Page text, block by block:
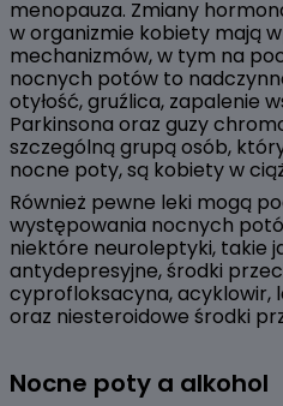
menopauza. Zmiany
w organizmie kobiety mają
mechanizmów, w tym na
nocnych potów to
otyłość, gruźlica, zapalenie
Parkinsona oraz guzy
szczególną grupą osób,
nocne poty, są kobiety w
Również pewne leki mogą
występowania nocnych
niektóre neuroleptyki, takie
antydepresyjne, środki
cyprofloksacyna, acyklowir,
oraz niesteroidowe środki
Nocne poty a alkohol